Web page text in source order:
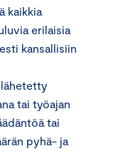
kaikkia
erilaisia
kansallisiin
tai työajan
tai
pyhä- ja